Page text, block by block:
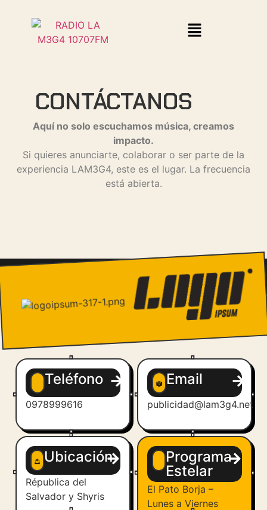
CONTÁCTANOS
Aquí no solo escuchamos música, creamos
impacto.
Si quieres anunciarte, colaborar o ser parte de la
experiencia LAM3G4, este es el lugar. La frecuencia
está abierta.
Teléfono
0978999616
Email
publicidad@lam3g4.net
Ubicación
Républica del
Salvador y Shyris
Programa
Estelar
El Pato Borja –
Lunes a Viernes